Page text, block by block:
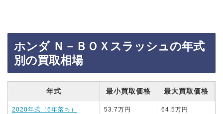
ホンダ Ｎ－ＢＯＸスラッシュの年式
別の買取相場
年式 最小買取価格 最大買取価格
2020年式（6年落ち） 53.7万円 64.5万円